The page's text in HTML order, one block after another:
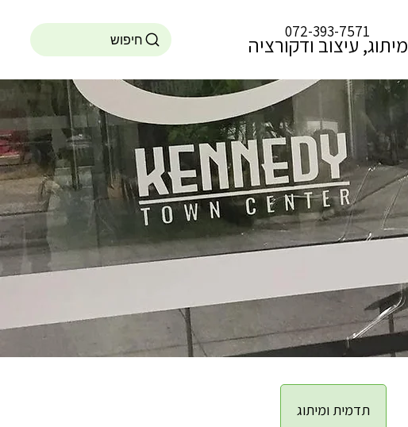
חיפוש 072-393-7571
מיתוג, עיצוב ודקורציה
תדמית ומיתוג